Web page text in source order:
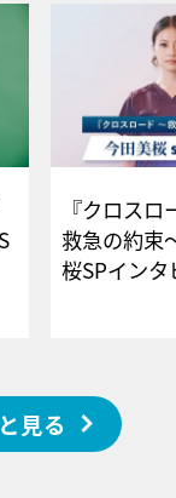
『クロス
救急の約束
桜SPイ
見る